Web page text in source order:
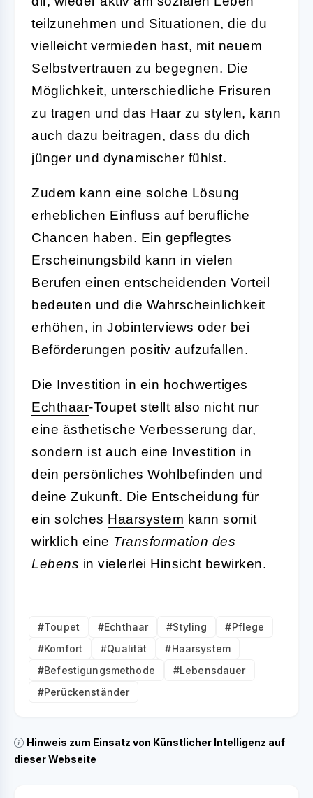
teilzunehmen und Situationen, die du
vielleicht vermieden hast, mit neuem
Selbstvertrauen zu begegnen. Die
Möglichkeit, unterschiedliche Frisuren
zu tragen und das Haar zu stylen, kann
auch dazu beitragen, dass du dich
jünger und dynamischer fühlst.
Zudem kann eine solche Lösung
erheblichen Einfluss auf berufliche
Chancen haben. Ein gepflegtes
Erscheinungsbild kann in vielen
Berufen einen entscheidenden Vorteil
bedeuten und die Wahrscheinlichkeit
erhöhen, in Jobinterviews oder bei
Beförderungen positiv aufzufallen.
Die Investition in ein hochwertiges
Echthaar-Toupet stellt also nicht nur
eine ästhetische Verbesserung dar,
sondern ist auch eine Investition in
dein persönliches Wohlbefinden und
deine Zukunft. Die Entscheidung für
ein solches Haarsystem kann somit
wirklich eine Transformation des
Lebens in vielerlei Hinsicht bewirken.
#Toupet #Echthaar #Styling
#Pflege
#Komfort
#Qualität
#Haarsystem
#Befestigungsmethode
#Lebensdauer
#Perückenständer
Hinweis zum Einsatz von Künstlicher Intelligenz auf
dieser Webseite